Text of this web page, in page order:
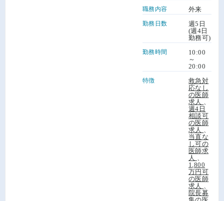
職務内容 外来
勤務日数
週5日
(週4日
勤務可)
勤務時間
10:00
～
20:00
特徴
救急対
応なし
の医師
求人
週4日
相談可
の医師
求人
当直な
し可の
医師求
人
1,800
万円可
の医師
求人
院長募